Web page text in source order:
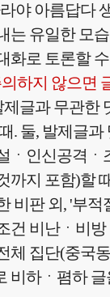
야 아름답다
는 유일한 모
화로 토론할
하지 않으면
제글과 무관한
. 둘, 발제글
ㆍ인신공격ㆍ
까지 포함)할
비판 외, '부
건 비난ㆍ비
체 집단(중국
비하ㆍ폄하 글